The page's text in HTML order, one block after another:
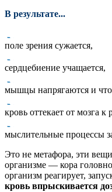
В результате...
поле зрения сужается,
сердцебиение учащается,
мышцы напрягаются и
кровь оттекает от мозга к
мыслительные процессы
Это не метафора, эти
организме — кора
организм реагирует,
кровь впрыскивается